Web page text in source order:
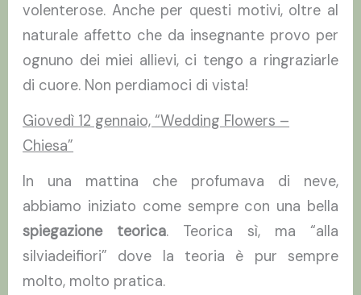
volenterose. Anche per questi motivi, oltre al
naturale affetto che da insegnante provo per
ognuno dei miei allievi, ci tengo a ringraziarle
di cuore. Non perdiamoci di vista!
Giovedì 12 gennaio, “Wedding Flowers –
Chiesa”
In una mattina che profumava di neve,
abbiamo iniziato come sempre con una bella
spiegazione teorica. Teorica sì, ma “alla
silviadeifiori” dove la teoria è pur sempre
molto, molto pratica.